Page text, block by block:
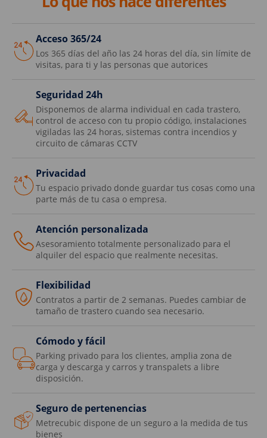
Acceso 365/24
Los 365 días del año las 24 horas del día, sin límite de
visitas, para ti y las personas que autorices
Seguridad 24h
Disponemos de alarma individual en cada trastero,
control de acceso con tu propio código, instalaciones
vigiladas las 24 horas, sistemas contra incendios y
circuito de cámaras CCTV
Privacidad
Tu espacio privado donde guardar tus cosas como una
parte más de tu casa o empresa.
Atención personalizada
Asesoramiento totalmente personalizado para el
alquiler del espacio que realmente necesitas.
Flexibilidad
Contratos a partir de 2 semanas. Puedes cambiar de
tamaño de trastero cuando sea necesario.
Cómodo y fácil
Parking privado para los clientes, amplia zona de
carga y descarga y carros y transpalets a libre
disposición.
Seguro de pertenencias
Metrecubic dispone de un seguro a la medida de tus
bienes